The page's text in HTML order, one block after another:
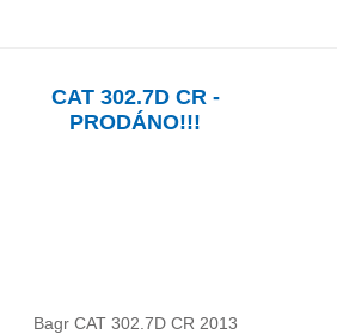
CAT 302.7D CR -
PRODÁNO!!!
Bagr CAT 302.7D CR 2013